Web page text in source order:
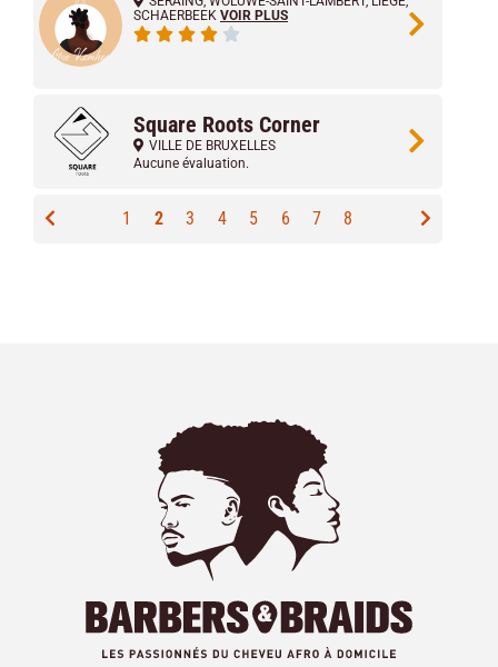
SCHAERBEEK VOIR PLUS
Square Roots Corner
VILLE DE BRUXELLES
Aucune évaluation.
1 2 3 4 5 6 7 8